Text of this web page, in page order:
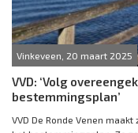
Vinkeveen, 20 maart 2025
VVD: ‘Volg
bestemmingsplan’
VVD De Ronde Venen